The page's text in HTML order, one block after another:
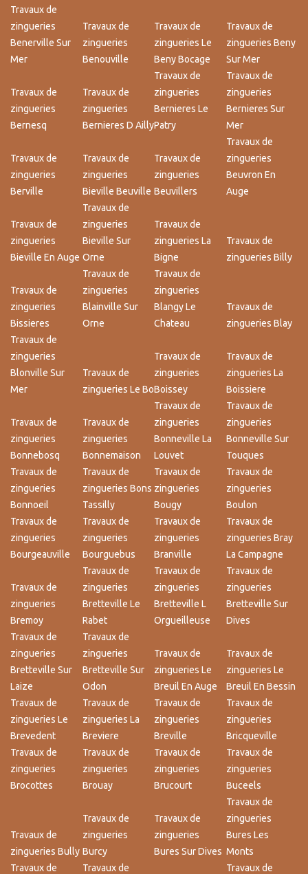
Travaux de
zingueries
Benerville Sur
Mer
Travaux de
zingueries
Benouville
Travaux de
zingueries Le
Beny Bocage
Travaux de
zingueries Beny
Sur Mer
Travaux de
zingueries
Bernesq
Travaux de
zingueries
Bernieres D Ailly
Travaux de
zingueries
Bernieres Le
Patry
Travaux de
zingueries
Bernieres Sur
Mer
Travaux de
zingueries
Berville
Travaux de
zingueries
Bieville Beuville
Travaux de
zingueries
Beuvillers
Travaux de
zingueries
Beuvron En
Auge
Travaux de
zingueries
Bieville En Auge
Travaux de
zingueries
Bieville Sur
Orne
Travaux de
zingueries La
Bigne
Travaux de
zingueries Billy
Travaux de
zingueries
Bissieres
Travaux de
zingueries
Blainville Sur
Orne
Travaux de
zingueries
Blangy Le
Chateau
Travaux de
zingueries Blay
Travaux de
zingueries
Blonville Sur
Mer
Travaux de
zingueries Le Bo
Travaux de
zingueries
Boissey
Travaux de
zingueries La
Boissiere
Travaux de
zingueries
Bonnebosq
Travaux de
zingueries
Bonnemaison
Travaux de
zingueries
Bonneville La
Louvet
Travaux de
zingueries
Bonneville Sur
Touques
Travaux de
zingueries
Bonnoeil
Travaux de
zingueries Bons
Tassilly
Travaux de
zingueries
Bougy
Travaux de
zingueries
Boulon
Travaux de
zingueries
Bourgeauville
Travaux de
zingueries
Bourguebus
Travaux de
zingueries
Branville
Travaux de
zingueries Bray
La Campagne
Travaux de
zingueries
Bremoy
Travaux de
zingueries
Bretteville Le
Rabet
Travaux de
zingueries
Bretteville L
Orgueilleuse
Travaux de
zingueries
Bretteville Sur
Dives
Travaux de
zingueries
Bretteville Sur
Laize
Travaux de
zingueries
Bretteville Sur
Odon
Travaux de
zingueries Le
Breuil En Auge
Travaux de
zingueries Le
Breuil En Bessin
Travaux de
zingueries Le
Brevedent
Travaux de
zingueries La
Breviere
Travaux de
zingueries
Breville
Travaux de
zingueries
Bricqueville
Travaux de
zingueries
Brocottes
Travaux de
zingueries
Brouay
Travaux de
zingueries
Brucourt
Travaux de
zingueries
Buceels
Travaux de
zingueries Bully
Travaux de
zingueries
Burcy
Travaux de
zingueries
Bures Sur Dives
Travaux de
zingueries
Bures Les
Monts
Travaux de
Travaux de
Travaux de